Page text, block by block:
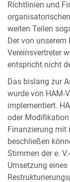
Richtlinien und
weiten Teilen
Der von
Vereinsvertreter
entspricht nicht
Das bislang zur
wurde von HAM-
implementiert.
oder
Finanzierung mit
beschließen
Stimmen der e.
Umsetzung